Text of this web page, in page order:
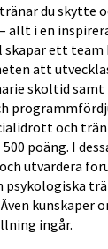
du skytte
allt i en
skapar ett
att
skoltid
och
poäng. I
utvärdera
psykologiska
kunskaper
ingår.